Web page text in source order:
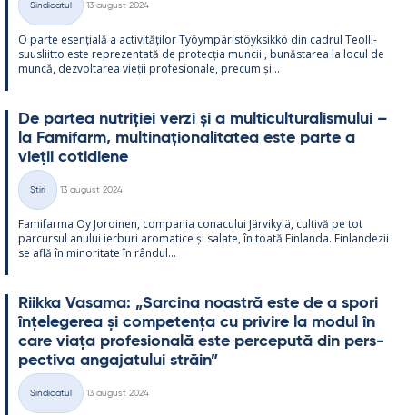
Categorii
Sindicatul
13 august 2024
O parte esențială a ac­ti­vități­lor Työym­pä­ris­töyk­sikkö din cadrul Teol­li­
suus­liitto este reprezen­tată de pro­tecția muncii , bunăs­ta­rea la locul de
muncă, dez­vol­ta­rea vieții pro­fe­sio­nale, precum și...
De par­tea nut­riției verzi și a mul­ticul­tu­ra­lis­mu­lui –
la Fa­mi­farm, mul­ti­națio­na­li­ta­tea este parte a
vieții co­ti­diene
Categorii
Știri
13 august 2024
Fa­mi­farma Oy Jo­roi­nen, com­pa­nia co­nacu­lui Jär­vi­kylä, cul­tivă pe tot
parcur­sul anu­lui ier­buri aro­ma­tice și sa­late, în toată Fin­landa. Fin­lan­dezii
se află în mi­no­ri­tate în rân­dul...
Riikka Va­sama: „Sarcina noa­stră este de a spori
înțe­le­ge­rea și com­pe­tența cu pri­vire la mo­dul în
care viața pro­fe­sio­nală este perce­pută din pers­
pec­tiva an­ga­ja­tu­lui străin”
Categorii
Sindicatul
13 august 2024